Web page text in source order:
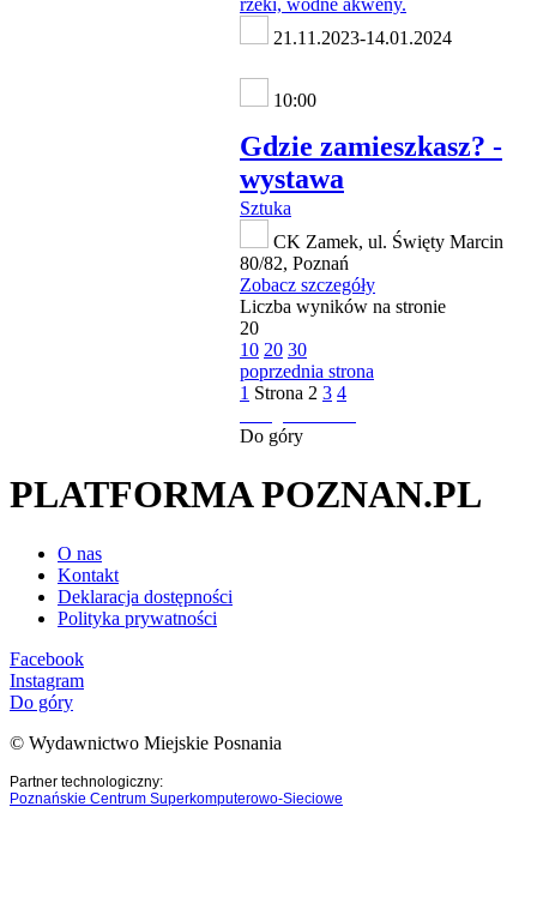
21.11.2023-14.01.2024
10:00
Gdzie zamieszkasz? -
wystawa
Sztuka
CK Zamek, ul. Święty Marcin
80/82, Poznań
Zobacz szczegóły
Liczba wyników na stronie
20
10 20 30
poprzednia strona
1 Strona 2 3 4
Do góry
PLATFORMA POZNAN.PL
O nas
Kontakt
Deklaracja dostępności
Polityka prywatności
Facebook
Instagram
Do góry
© Wydawnictwo Miejskie Posnania
Partner technologiczny:
Poznańskie Centrum Superkomputerowo-Sieciowe